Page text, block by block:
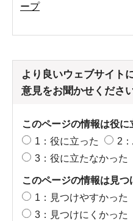
ープ
より良いウェブサイト
意見をお聞かせくださ
このページの情報は役に
1：役に立った
2
3：役に立たなかった
このページの情報は見つ
1：見つけやすかった
3：見つけにくかった